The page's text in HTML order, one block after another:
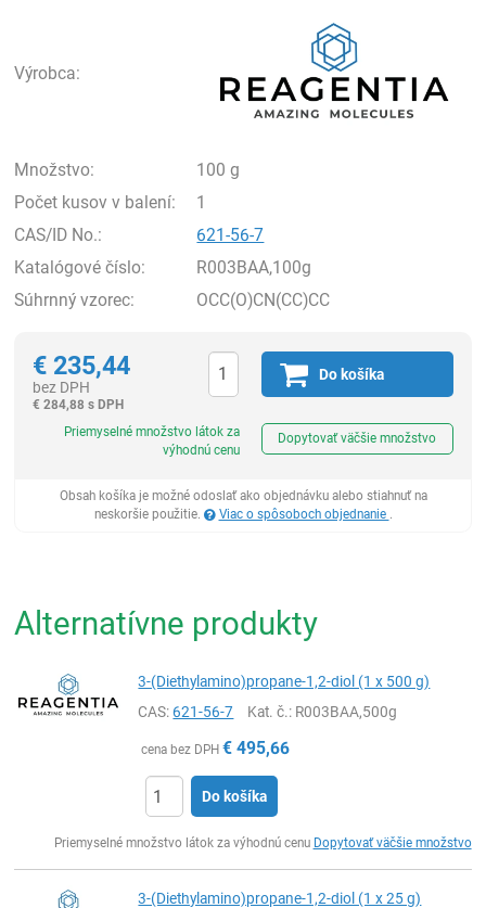
Výrobca:
Množstvo:
100 g
Počet kusov v balení:
1
CAS/ID No.:
621-56-7
Katalógové číslo:
R003BAA,100g
Súhrnný vzorec:
OCC(O)CN(CC)CC
€ 235,44
bez DPH
€ 284,88 s DPH
Do košíka
Priemyselné množstvo látok za
výhodnú cenu
Dopytovať väčšie množstvo
Obsah košíka je možné odoslať ako objednávku alebo stiahnuť na
neskoršie použitie.
Viac o spôsoboch objednanie .
Alternatívne produkty
3-(Diethylamino)propane-1,2-diol (1 x 500 g)
CAS:621-56-7 Kat. č.: R003BAA,500g
cena bez DPH € 495,66
Do košíka
Priemyselné množstvo látok za výhodnú cenu Dopytovať väčšie množstvo
3-(Diethylamino)propane-1,2-diol (1 x 25 g)